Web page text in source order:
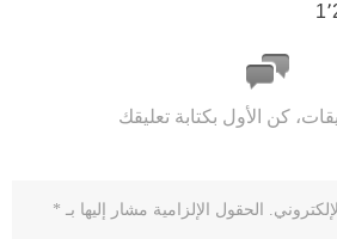
كن الأول بكتابة تعليقك
الحقول الإلزامية مشار إليها بـ *